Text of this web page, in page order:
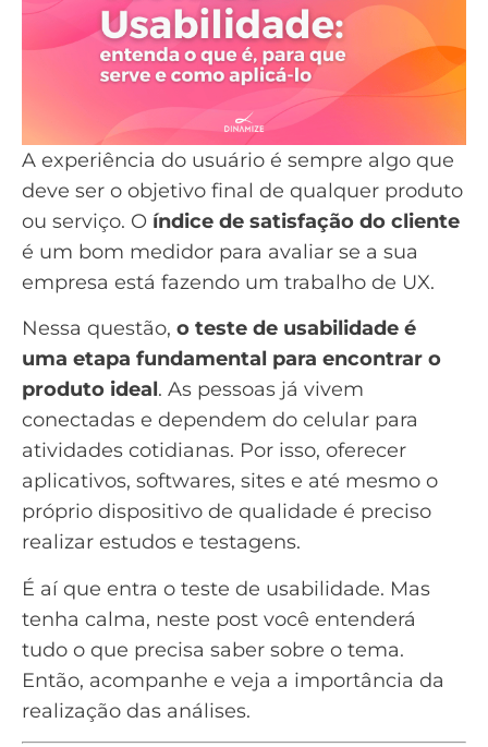
A experiência do usuário é sempre algo que
deve ser o objetivo final de qualquer produto
ou serviço. O índice de satisfação do cliente
é um bom medidor para avaliar se a sua
empresa está fazendo um trabalho de UX.
Nessa questão, o teste de usabilidade é
uma etapa fundamental para encontrar o
produto ideal. As pessoas já vivem
conectadas e dependem do celular para
atividades cotidianas. Por isso, oferecer
aplicativos, softwares, sites e até mesmo o
próprio dispositivo de qualidade é preciso
realizar estudos e testagens.
É aí que entra o teste de usabilidade. Mas
tenha calma, neste post você entenderá
tudo o que precisa saber sobre o tema.
Então, acompanhe e veja a importância da
realização das análises.